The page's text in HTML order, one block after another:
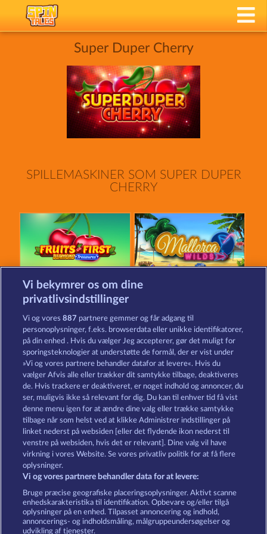
Super Duper Cherry
SPILLEMASKINER SOM SUPER DUPER
CHERRY
Fruits First Diamond Treasures Mallorca Wilds
100 Flaring Fruits 7 Supernova Fruits
Vilkår og betingelser Datasikkerhed
Kontakt Virksomhed FAQ
Tilsluttet program
Indsend anmodning om tilbagetrækning
Vi bekymrer os om dine
privatlivsindstillinger
Vi og vores887 partnere gemmer og får adgang til
personoplysninger, f.eks. browserdata eller unikke identifikatorer,
på din enhed . Hvis du vælger Jeg accepterer, gør det muligt for
sporingsteknologier at understøtte de formål, der er vist under
»Vi og vores partnere behandler datafor at levere«. Hvis du
vælger Afvis alle eller trækker dit samtykke tilbage, deaktiveres
de. Hvis trackere er deaktiveret, er noget indhold og annoncer, du
ser, muligvis ikke så relevant for dig. Du kan til enhver tid få vist
denne menu igen for at ændre dine valg eller trække samtykke
tilbage når som helst ved at klikke Administrer indstillinger på
linket nederst på websiden [eller det flydende ikon nederst til
venstre på websiden, hvis det er relevant]. Dine valg vil have
virkning i vores Website. Se vores privatliv politik for at få flere
oplysninger.
Vi og vores partnere behandler data for at levere:
Bruge præcise geografiske placeringsoplysninger. Aktivt scanne
enhedskarakteristika til identifikation. Opbevare og/eller tilgå
oplysninger på en enhed. Tilpasset annoncering og indhold,
annoncerings- og indholdsmåling, målgruppeundersøgelser og
udvikling af tjenester.